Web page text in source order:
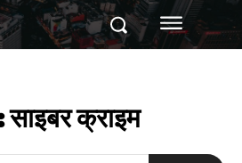
साइबर क्राइम